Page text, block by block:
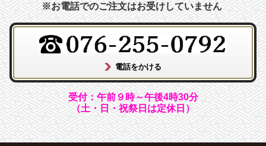
※お電話でのご注文はお受けしていません
受付：午前９時～午後4時30分
（土・日・祝祭日は定休日）